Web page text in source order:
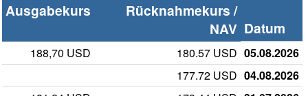
Ausgabekurs
Rücknahmekurs /
NAV Datum
188,70 USD 180.57 USD 05.08.2026
177.72 USD 04.08.2026